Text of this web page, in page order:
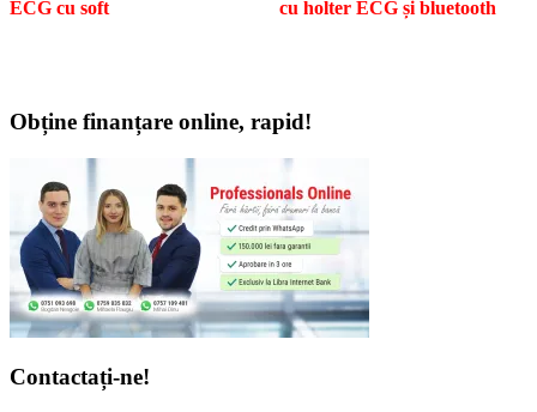
ECG cu soft
cu holter ECG și bluetooth
Obține finanțare online, rapid!
Contactați-ne!